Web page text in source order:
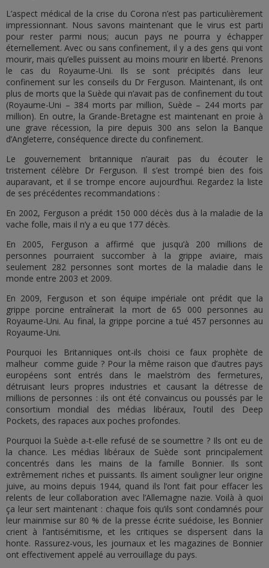
L’aspect médical de la crise du Corona n’est pas particulièrement
impressionnant. Nous savons maintenant que le virus est parti
pour rester parmi nous; aucun pays ne pourra y échapper
éternellement. Avec ou sans confinement, il y a des gens qui vont
mourir, mais qu’elles puissent au moins mourir en liberté. Prenons
le cas du Royaume-Uni. Ils se sont précipités dans leur
confinement sur les conseils du Dr Ferguson. Maintenant, ils ont
plus de morts que la Suède qui n’avait pas de confinement du tout
(Royaume-Uni – 384 morts par million, Suède – 244 morts par
million). En outre, la Grande-Bretagne est maintenant en proie à
une grave récession, la pire depuis 300 ans selon la Banque
d’Angleterre, conséquence directe du confinement.
Le gouvernement britannique n’aurait pas du écouter le
tristement célèbre Dr Ferguson. Il s’est trompé bien des fois
auparavant, et il se trompe encore aujourd’hui. Regardez la liste
de ses précédentes recommandations :
En 2002, Ferguson a prédit 150 000 décès dus à la maladie de la
vache folle, mais il n’y a eu que 177 décès.
En 2005, Ferguson a affirmé que jusqu’à 200 millions de
personnes pourraient succomber à la grippe aviaire, mais
seulement 282 personnes sont mortes de la maladie dans le
monde entre 2003 et 2009.
En 2009, Ferguson et son équipe impériale ont prédit que la
grippe porcine entraînerait la mort de 65 000 personnes au
Royaume-Uni. Au final, la grippe porcine a tué 457 personnes au
Royaume-Uni.
Pourquoi les Britanniques ont-ils choisi ce faux prophète de
malheur comme guide ? Pour la même raison que d’autres pays
européens sont entrés dans le maelström des fermetures,
détruisant leurs propres industries et causant la détresse de
millions de personnes : ils ont été convaincus ou poussés par le
consortium mondial des médias libéraux, l’outil des Deep
Pockets, des rapaces aux poches profondes.
Pourquoi la Suède a-t-elle refusé de se soumettre ? Ils ont eu de
la chance. Les médias libéraux de Suède sont principalement
concentrés dans les mains de la famille Bonnier. Ils sont
extrêmement riches et puissants. Ils aiment souligner leur origine
juive, au moins depuis 1944, quand ils l’ont fait pour effacer les
relents de leur collaboration avec l’Allemagne nazie. Voilà à quoi
ça leur sert maintenant : chaque fois qu’ils sont condamnés pour
leur mainmise sur 80 % de la presse écrite suédoise, les Bonnier
crient à l’antisémitisme, et les critiques se dispersent dans la
honte. Rassurez-vous, les journaux et les magazines de Bonnier
ont effectivement appelé au verrouillage du pays.